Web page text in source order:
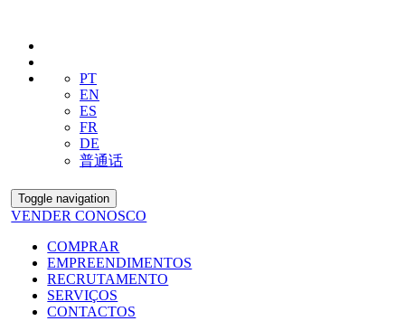
PT
EN
ES
FR
DE
普通话
Toggle navigation
VENDER CONOSCO
COMPRAR
EMPREENDIMENTOS
RECRUTAMENTO
SERVIÇOS
CONTACTOS